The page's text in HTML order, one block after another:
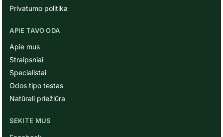
Privatumo politika
APIE TAVO ODA
Apie mus
Straipsniai
Specialistai
Odos tipo testas
Natūrali priežiūra
SEKITE MUS